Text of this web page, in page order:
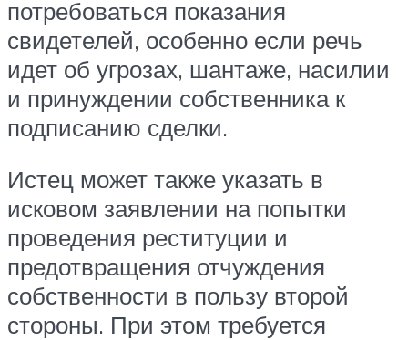
потребоваться показания
свидетелей, особенно если речь
идет об угрозах, шантаже, насилии
и принуждении собственника к
подписанию сделки.
Истец может также указать в
исковом заявлении на попытки
проведения реституции и
предотвращения отчуждения
собственности в пользу второй
стороны. При этом требуется